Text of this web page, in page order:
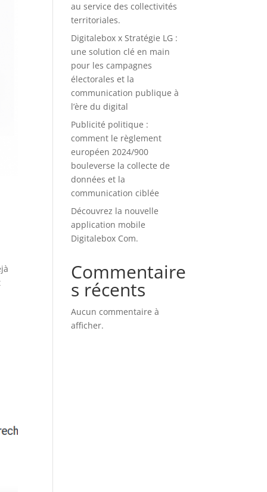
au service des collectivités
territoriales.
Digitalebox x Stratégie LG :
une solution clé en main
pour les campagnes
électorales et la
communication publique à
l’ère du digital
Publicité politique :
comment le règlement
européen 2024/900
bouleverse la collecte de
données et la
communication ciblée
Découvrez la nouvelle
application mobile
Digitalebox Com.
Commentaire
s récents
Aucun commentaire à
afficher.